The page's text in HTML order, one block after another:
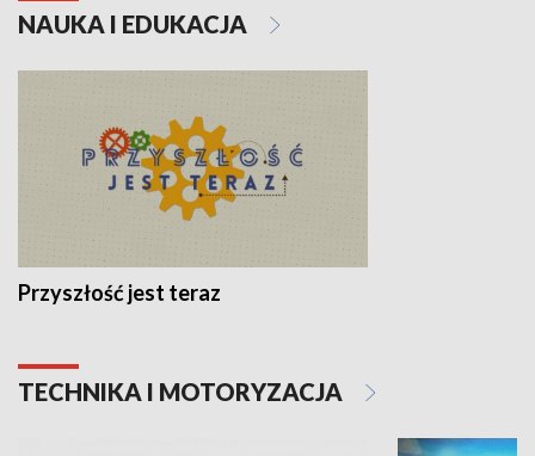
NAUKA I EDUKACJA
Przyszłość jest teraz
TECHNIKA I MOTORYZACJA